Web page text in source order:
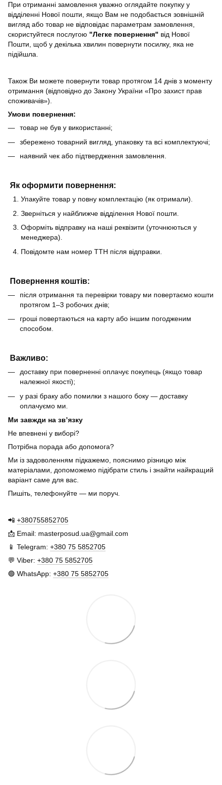
При отриманні замовлення уважно оглядайте покупку у
відділенні Нової пошти, якщо Вам не подобається зовнішній
вигляд або товар не відповідає параметрам замовлення,
скористуйтеся послугою "Легке повернення" від Нової
Пошти, щоб у декілька хвилин повернути посилку, яка не
підійшла.
Також Ви можете повернути товар протягом 14 днів з моменту
отримання (відповідно до Закону України «Про захист прав
споживачів»).
Умови повернення:
товар не був у використанні;
збережено товарний вигляд, упаковку та всі комплектуючі;
наявний чек або підтвердження замовлення.
Як оформити повернення:
Упакуйте товар у повну комплектацію (як отримали).
Зверніться у найближче відділення Нової пошти.
Оформіть відправку на наші реквізити (уточнюються у
менеджера).
Повідомте нам номер ТТН після відправки.
Повернення коштів:
після отримання та перевірки товару ми повертаємо кошти
протягом 1–3 робочих днів;
гроші повертаються на карту або іншим погодженим
способом.
Важливо:
доставку при поверненні оплачує покупець (якщо товар
належної якості);
у разі браку або помилки з нашого боку — доставку
оплачуємо ми.
Ми завжди на зв’язку
Не впевнені у виборі?
Потрібна порада або допомога?
Ми із задоволенням підкажемо, пояснимо різницю між
матеріалами, допоможемо підібрати стиль і знайти найкращий
варіант саме для вас.
Пишіть, телефонуйте — ми поруч.
📲 +380755852705
📩 Email: masterposud.ua@gmail.com
📱 Telegram: +380 75 5852705
💬 Viber: +380 75 5852705
🟢 WhatsApp: +380 75 5852705